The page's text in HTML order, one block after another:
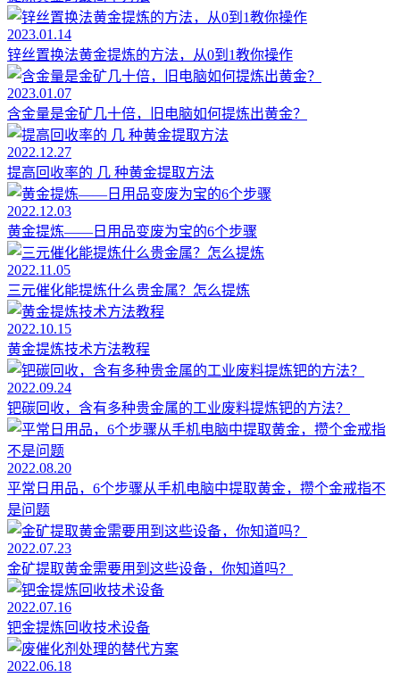
2023.01.14
锌丝置换法黄金提炼的方法，从0到1教你操作
2023.01.07
含金量是金矿几十倍，旧电脑如何提炼出黄金？
2022.12.27
提高回收率的 几 种黄金提取方法
2022.12.03
黄金提炼——日用品变废为宝的6个步骤
2022.11.05
三元催化能提炼什么贵金属？怎么提炼
2022.10.15
黄金提炼技术方法教程
2022.09.24
钯碳回收，含有多种贵金属的工业废料提炼钯的方法？
2022.08.20
平常日用品，6个步骤从手机电脑中提取黄金，攒个金戒指不
是问题
2022.07.23
金矿提取黄金需要用到这些设备，你知道吗？
2022.07.16
钯金提炼回收技术设备
2022.06.18